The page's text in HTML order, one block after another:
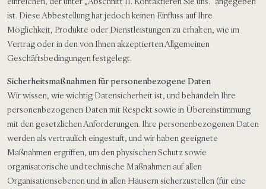
ist. Diese Abbestellung hat jedoch keinen Einfluss auf Ihre
Möglichkeit, Produkte oder Dienstleistungen zu erhalten, wie im
Vertrag oder in den von Ihnen akzeptierten Allgemeinen
Geschäftsbedingungen festgelegt.
Sicherheitsmaßnahmen für personenbezogene Daten
Wir wissen, wie wichtig Datensicherheit ist, und behandeln Ihre
personenbezogenen Daten mit Respekt sowie in Übereinstimmung
mit den gesetzlichen Anforderungen. Ihre personenbezogenen Daten
werden als vertraulich eingestuft, und wir haben geeignete
Maßnahmen ergriffen, um den physischen Schutz sowie
organisatorische und technische Maßnahmen auf allen
Organisationsebenen und in allen Häusern sicherzustellen (für eine